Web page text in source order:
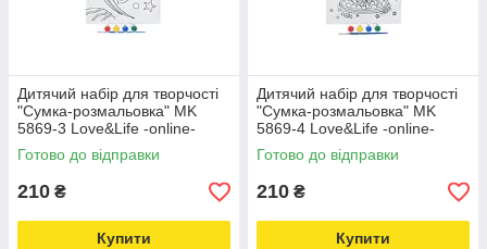
Дитячий набір для творчості
"Сумка-розмальовка" MK
5869-3 Love&Life -online-
multimarket-
Готово до відправки
210 ₴
Купити
Дитячий набір для творчості
"Сумка-розмальовка" MK
5869-4 Love&Life -online-
multimarket-
Готово до відправки
210 ₴
Купити